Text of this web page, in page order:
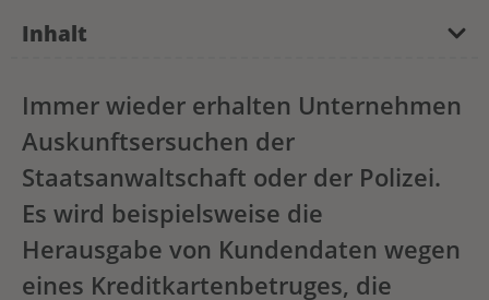
Inhalt
Immer wieder erhalten Unternehmen
Auskunftsersuchen der
Staatsanwaltschaft oder der Polizei.
Es wird beispielsweise die
Herausgabe von Kundendaten wegen
eines Kreditkartenbetruges, die